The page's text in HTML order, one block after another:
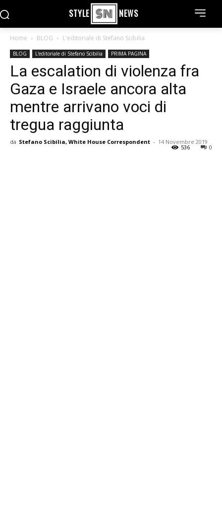
STYLE NEWS
Home BLOG L'editoriale di Stefano Scibilia
BLOG L'editoriale di Stefano Scibilia PRIMA PAGINA
La escalation di violenza fra
Gaza e Israele ancora alta
mentre arrivano voci di
tregua raggiunta
da Stefano Scibilia, White House Correspondent - 14 Novembre 2019
0
536